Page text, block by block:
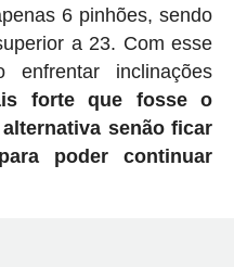
6 pinhões, sendo
a 23. Com esse
enfrentar inclinações
forte que fosse o
senão ficar
poder continuar